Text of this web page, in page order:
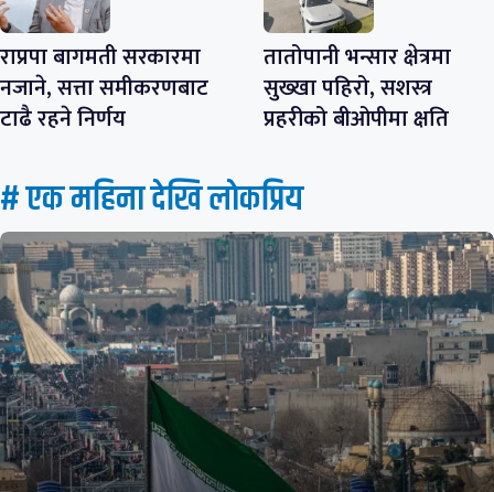
राप्रपा बागमती सरकारमा
नजाने, सत्ता समीकरणबाट
टाढै रहने निर्णय
तातोपानी भन्सार क्षेत्रमा
सुख्खा पहिरो, सशस्त्र
प्रहरीको बीओपीमा क्षति
# एक महिना देखि लाेकप्रिय